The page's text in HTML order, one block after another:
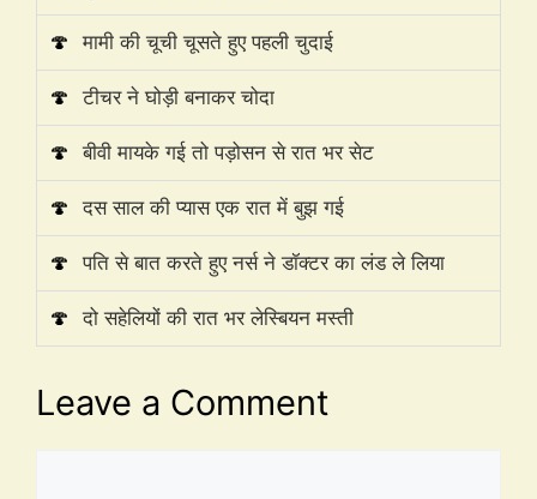
🍄 मामी की चूची चूसते हुए पहली चुदाई
🍄 टीचर ने घोड़ी बनाकर चोदा
🍄 बीवी मायके गई तो पड़ोसन से रात भर सेट
🍄 दस साल की प्यास एक रात में बुझ गई
🍄 पति से बात करते हुए नर्स ने डॉक्टर का लंड ले लिया
🍄 दो सहेलियों की रात भर लेस्बियन मस्ती
Leave a Comment